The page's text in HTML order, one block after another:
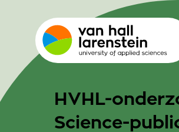
HVHL-
Science-